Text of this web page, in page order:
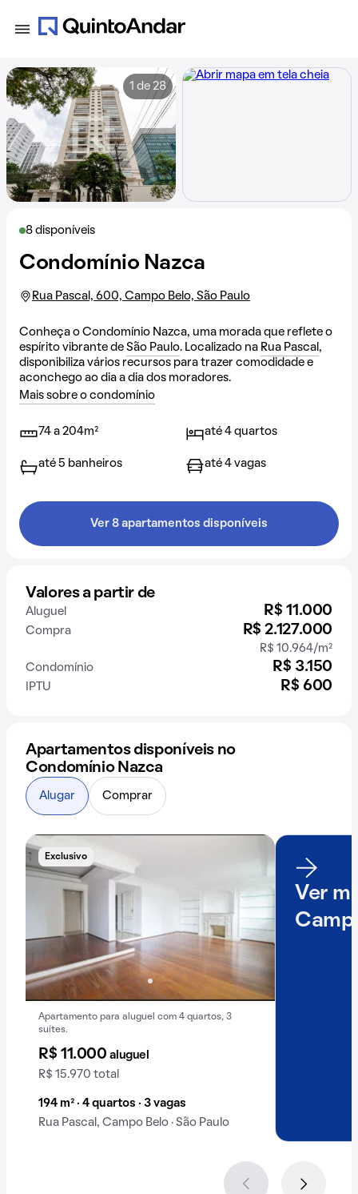
8 disponíveis
Condomínio Nazca
Rua Pascal, 600, Campo Belo, São Paulo
Conheça o Condomínio Nazca, uma morada que reflete o
espírito vibrante de São Paulo. Localizado na Rua Pascal ,
disponibiliza vários recursos para trazer comodidade e
aconchego ao dia a dia dos moradores.
Mais sobre o condomínio
74 a 204m² até 4 quartos
até 5 banheiros até 4 vagas
Ver 8 apartamentos disponíveis
Valores a partir de
Aluguel R$ 11.000
Compra R$ 2.127.000
R$ 10.964/m²
Condomínio
R$ 3.150
IPTU R$ 600
1 de 28
Apartamentos disponíveis no
Condomínio Nazca
Exclusivo
Apartamento para aluguel com 4 quartos, 3
suítes.
R$ 11.000aluguel
R$ 15.970 total
194 m² · 4 quartos · 3 vagas
Rua Pascal, Campo Belo · São Paulo
Ver
Alugar Comprar